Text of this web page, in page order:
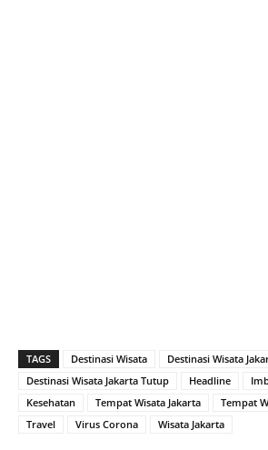
TAGS Destinasi Wisata
Destinasi Wisata
Destinasi Wisata Jakarta Tutup
Headline
Kesehatan
Tempat Wisata Jakarta
Tempat
Travel
Virus Corona Wisata Jakarta